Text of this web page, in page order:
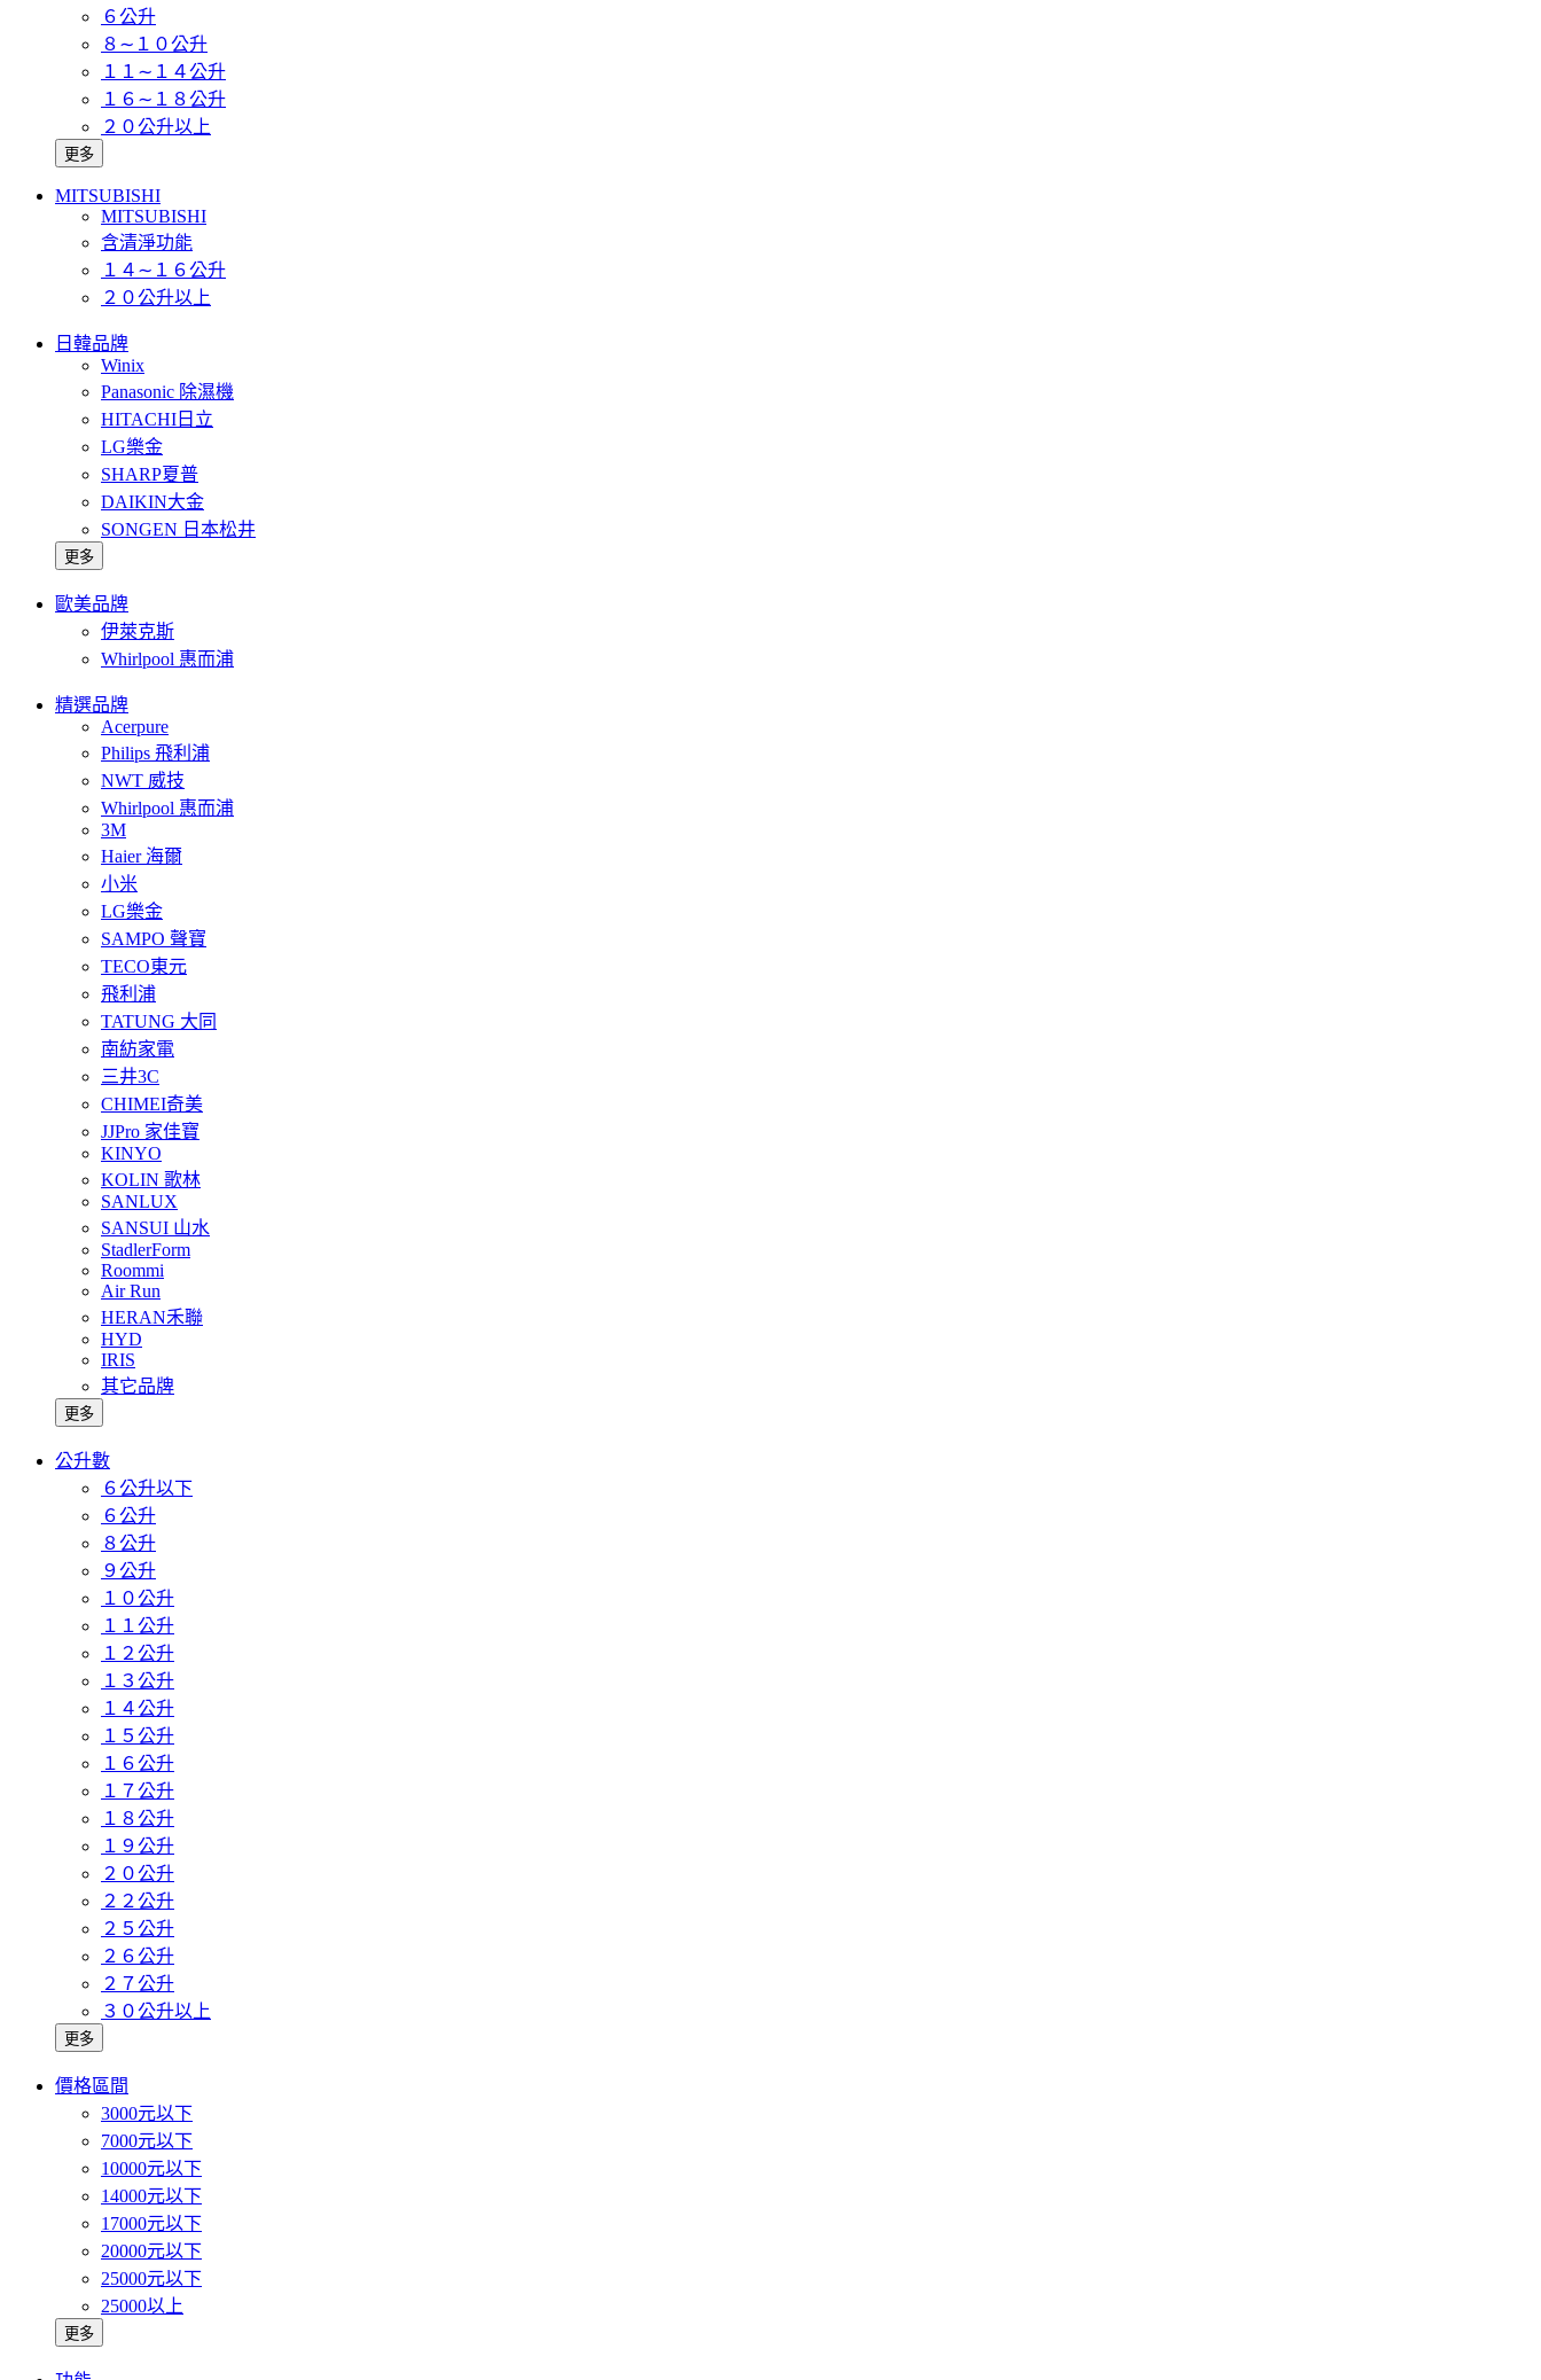
６公升
８∼１０公升
１１∼１４公升
１６∼１８公升
２０公升以上
更多
MITSUBISHI
MITSUBISHI
含清淨功能
１４∼１６公升
２０公升以上
日韓品牌
Winix
Panasonic 除濕機
HITACHI日立
LG樂金
SHARP夏普
DAIKIN大金
SONGEN 日本松井
更多
歐美品牌
伊萊克斯
Whirlpool 惠而浦
精選品牌
Acerpure
Philips 飛利浦
NWT 威技
Whirlpool 惠而浦
3M
Haier 海爾
小米
LG樂金
SAMPO 聲寶
TECO東元
飛利浦
TATUNG 大同
南紡家電
三井3C
CHIMEI奇美
JJPro 家佳寶
KINYO
KOLIN 歌林
SANLUX
SANSUI 山水
StadlerForm
Roommi
Air Run
HERAN禾聯
HYD
IRIS
其它品牌
更多
公升數
６公升以下
６公升
８公升
９公升
１０公升
１１公升
１２公升
１３公升
１４公升
１５公升
１６公升
１７公升
１８公升
１９公升
２０公升
２２公升
２５公升
２６公升
２７公升
３０公升以上
更多
價格區間
3000元以下
7000元以下
10000元以下
14000元以下
17000元以下
20000元以下
25000元以下
25000以上
更多